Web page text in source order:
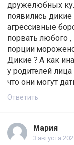
дружелюбных
появились
агрессивные
порвать любого ,
порции
Дикие ? А как
у родителей
что они могут
Ответить
Мария
3 августа